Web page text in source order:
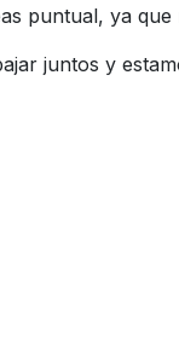
puntual, ya
juntos y